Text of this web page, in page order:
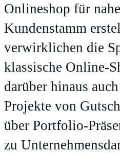
Onlineshop für
Kundenstamm
verwirklichen die
klassische Online-
darüber hinaus
Projekte von
über Portfolio-
zu